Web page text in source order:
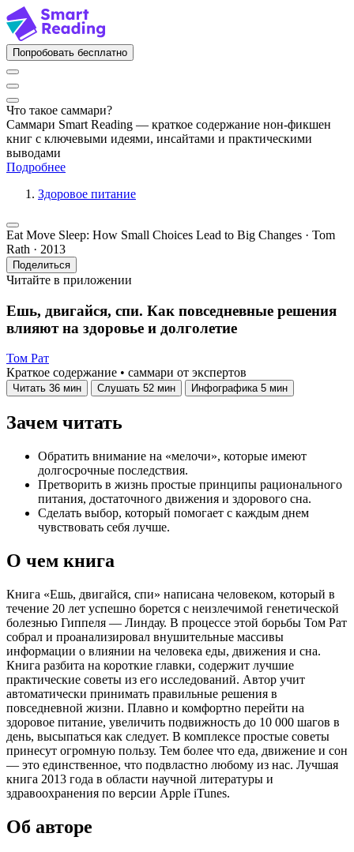
Попробовать бесплатно
Что такое саммари?
Саммари Smart Reading — краткое содержание нон-фикшен
книг с ключевыми идеями, инсайтами и практическими
выводами
Подробнее
Здоровое питание
Eat Move Sleep: How Small Choices Lead to Big Changes · Tom
Rath · 2013
Поделиться
Читайте в приложении
Ешь, двигайся, спи. Как повседневные решения
влияют на здоровье и долголетие
Том Рат
Краткое содержание • саммари от экспертов
Читать 36 мин Слушать 52 мин Инфографика 5 мин
Зачем читать
Обратить внимание на «мелочи», которые имеют
долгосрочные последствия.
Претворить в жизнь простые принципы рационального
питания, достаточного движения и здорового сна.
Сделать выбор, который помогает с каждым днем
чувствовать себя лучше.
О чем книга
Книга «Ешь, двигайся, спи» написана человеком, который в
течение 20 лет успешно борется с неизлечимой генетической
болезнью Гиппеля — Линдау. В процессе этой борьбы Том Рат
собрал и проанализировал внушительные массивы
информации о влиянии на человека еды, движения и сна.
Книга разбита на короткие главки, содержит лучшие
практические советы из его исследований. Автор учит
автоматически принимать правильные решения в
повседневной жизни. Плавно и комфортно перейти на
здоровое питание, увеличить подвижность до 10 000 шагов в
день, высыпаться как следует. В комплексе простые советы
принесут огромную пользу. Тем более что еда, движение и сон
— это единственное, что подвластно любому из нас. Лучшая
книга 2013 года в области научной литературы и
здравоохранения по версии Apple iTunes.
Об авторе